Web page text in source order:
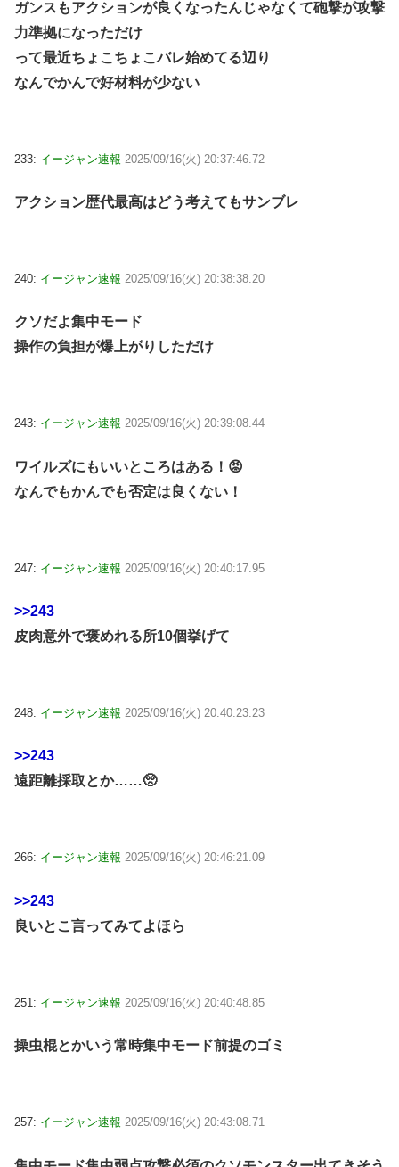
ガンスもアクションが良くなったんじゃなくて砲撃が攻撃
力準拠になっただけ
って最近ちょこちょこバレ始めてる辺り
なんでかんで好材料が少ない
233: イージャン速報 2025/09/16(火) 20:37:46.72
アクション歴代最高はどう考えてもサンブレ
240: イージャン速報 2025/09/16(火) 20:38:38.20
クソだよ集中モード
操作の負担が爆上がりしただけ
243: イージャン速報 2025/09/16(火) 20:39:08.44
ワイルズにもいいところはある！😡
なんでもかんでも否定は良くない！
247: イージャン速報 2025/09/16(火) 20:40:17.95
>>243
皮肉意外で褒めれる所10個挙げて
248: イージャン速報 2025/09/16(火) 20:40:23.23
>>243
遠距離採取とか……🥺
266: イージャン速報 2025/09/16(火) 20:46:21.09
>>243
良いとこ言ってみてよほら
251: イージャン速報 2025/09/16(火) 20:40:48.85
操虫棍とかいう常時集中モード前提のゴミ
257: イージャン速報 2025/09/16(火) 20:43:08.71